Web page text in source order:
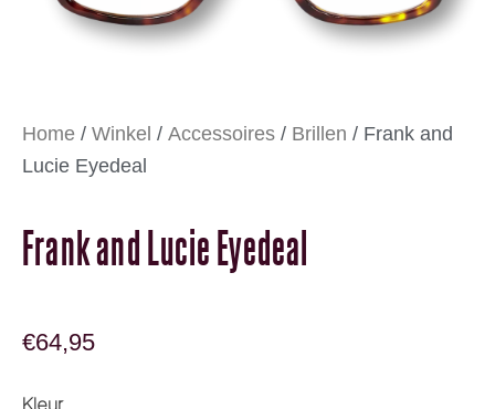
Home / Winkel / Accessoires / Brillen / Frank and
Lucie Eyedeal
Frank and Lucie Eyedeal
€64,95
Frank and Lucie Eyedeal aantal